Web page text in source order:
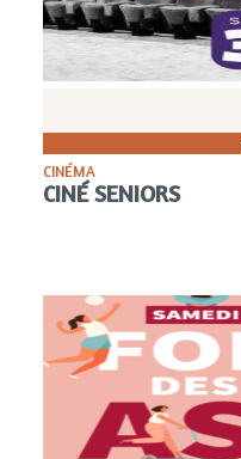
CINÉMA
CINÉ SENIORS